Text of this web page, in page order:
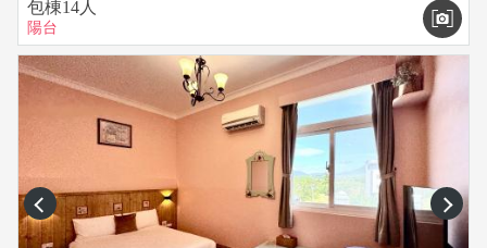
包棟14人
陽台
prev next